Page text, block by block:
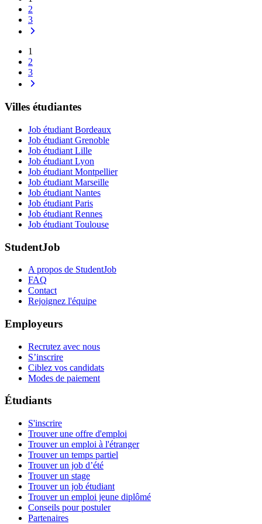
2
3
1
2
3
Villes étudiantes
Job étudiant Bordeaux
Job étudiant Grenoble
Job étudiant Lille
Job étudiant Lyon
Job étudiant Montpellier
Job étudiant Marseille
Job étudiant Nantes
Job étudiant Paris
Job étudiant Rennes
Job étudiant Toulouse
StudentJob
A propos de StudentJob
FAQ
Contact
Rejoignez l'équipe
Employeurs
Recrutez avec nous
S’inscrire
Ciblez vos candidats
Modes de paiement
Étudiants
S'inscrire
Trouver une offre d'emploi
Trouver un emploi à l'étranger
Trouver un temps partiel
Trouver un job d’été
Trouver un stage
Trouver un job étudiant
Trouver un emploi jeune diplômé
Conseils pour postuler
Partenaires